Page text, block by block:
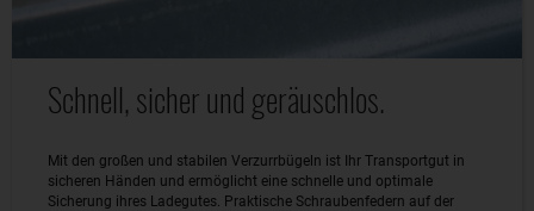
Schnell, sicher und geräuschlos.
Mit den großen und stabilen Verzurrbügeln ist Ihr Transportgut in
sicheren Händen und ermöglicht eine schnelle und optimale
Sicherung ihres Ladegutes. Praktische Schraubenfedern auf der